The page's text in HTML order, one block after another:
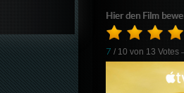
Hier den Film
7 / 10 von 13 Votes